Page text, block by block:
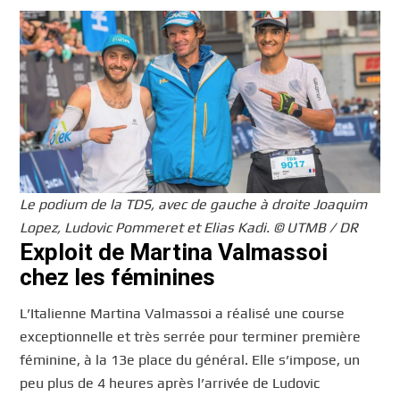
Le podium de la TDS, avec de gauche à droite Joaquim
Lopez, Ludovic Pommeret et Elias Kadi. © UTMB / DR
Exploit de Martina Valmassoi
chez les féminines
L’Italienne Martina Valmassoi a réalisé une course
exceptionnelle et très serrée pour terminer première
féminine, à la 13e place du général. Elle s’impose, un
peu plus de 4 heures après l’arrivée de Ludovic